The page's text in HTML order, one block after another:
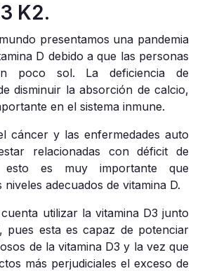
K2.
presentamos una pandemia
D debido a que las personas
poco sol. La deficiencia de
disminuir la absorción de calcio,
en el sistema inmune.
cáncer y las enfermedades auto
relacionadas con déficit de
es muy importante que
adecuados de vitamina D.
utilizar la vitamina D3 junto
pues esta es capaz de potenciar
de la vitamina D3 y la vez que
más perjudiciales el exceso de